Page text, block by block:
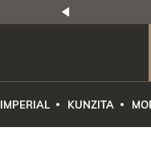
IMPERIAL KUNZITA